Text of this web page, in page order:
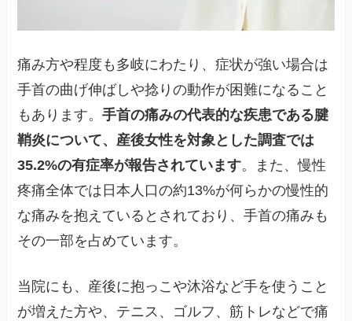
痛み方や程度も多岐にわたり、症状が強い場合は
手首の曲げ伸ばしや捻りの動作が困難になること
もあります。手首の痛みの代表的な疾患である腱
鞘炎について、産後女性を対象とした調査では
35.2%の有症率が報告されています。また、慢性
疼痛全体では日本人口の約13%が何らかの慢性的
な痛みを抱えているとされており、手首の痛みも
その一部を占めています。
当院にも、産後に抱っこや沐浴など手を使うこと
が増えた方や、テニス、ゴルフ、筋トレなどで痛